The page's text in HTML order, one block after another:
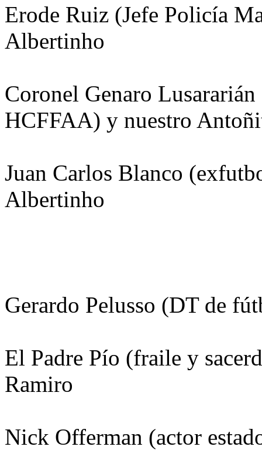
Erode Ruiz (Jefe Policía
Albertinho
Coronel Genaro
HCFFAA) y nuestro
Juan Carlos Blanco
Albertinho
Gerardo Pelusso (DT de
El Padre Pío (fraile y
Ramiro
Nick Offerman (actor